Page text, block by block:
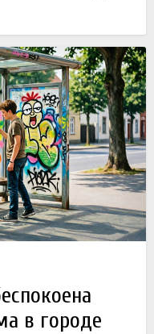
в городе